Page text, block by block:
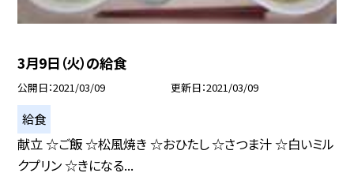
3月9日（火）の給食
公開日 2021/03/09 更新日 2021/03/09
給食
献立 ☆ご飯 ☆松風焼き ☆おひたし ☆さつま汁 ☆白いミル
クプリン ☆きになる...